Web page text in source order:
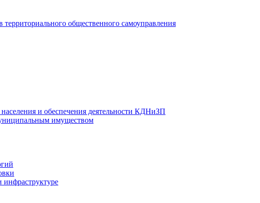
общественного самоуправления
и обеспечения деятельности КДНиЗП
имуществом
инфраструктуре